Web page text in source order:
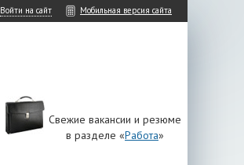
Войти на сайт Мобильная версия сайта
Свежие вакансии и резюме
в разделе «Работа»